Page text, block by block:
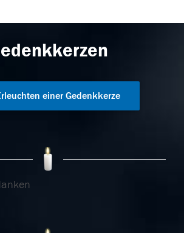
einer Gedenkkerze